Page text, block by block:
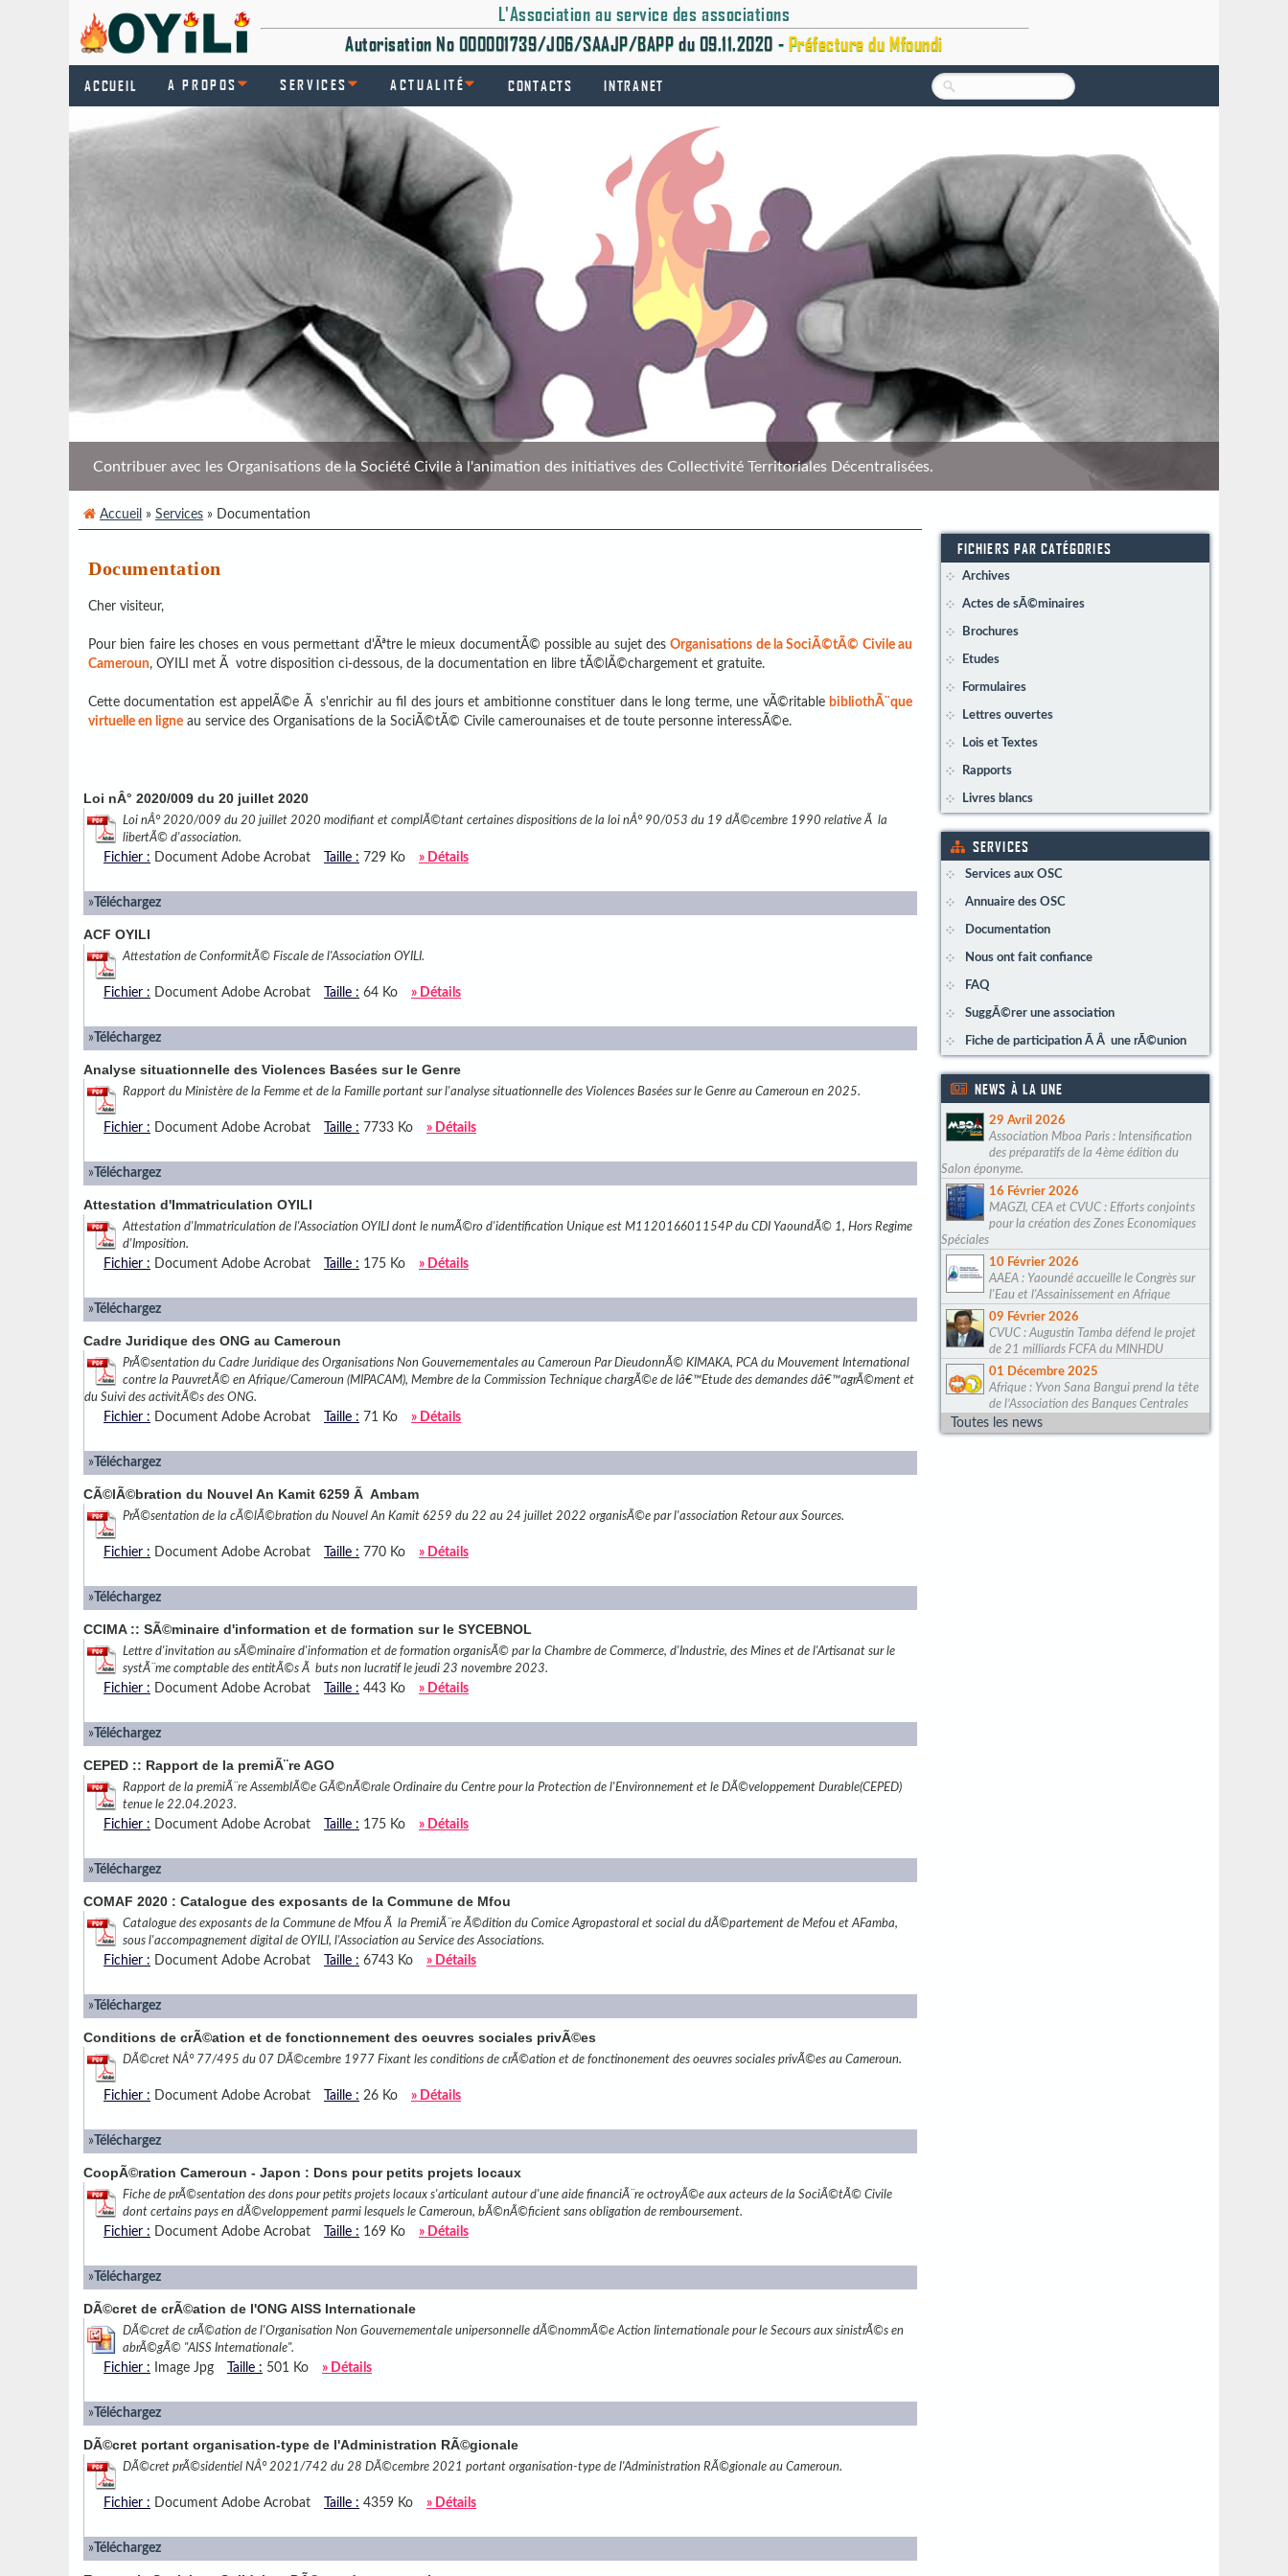
L'Association au service des associations
Autorisation No 000001739/J06/SAAJP/BAPP du 09.11.2020 - Préfecture du Mfoundi
ACCUEIL A PROPOS SERVICES ACTUALITÉ CONTACTS INTRANET
Contribuer avec les Organisations de la Société Civile à l'animation des initiatives des Collectivité Territoriales Décentralisées.
Accueil » Services » Documentation
Documentation
Cher visiteur,
Pour bien faire les choses en vous permettant d'Ãªtre le mieux documentÃ© possible au sujet desOrganisations de la SociÃ©tÃ© Civile au
Cameroun, OYILI met Ã votre disposition ci-dessous, de la documentation en libre tÃ©lÃ©chargement et gratuite.
Cette documentation est appelÃ©e Ã s'enrichir au fil des jours et ambitionne constituer dans le long terme, une vÃ©ritable bibliothÃ¨que
virtuelle en ligne au service des Organisations de la SociÃ©tÃ© Civile camerounaises et de toute personne interessÃ©e.
Loi nÂ° 2020/009 du 20 juillet 2020
Loi nÂ° 2020/009 du 20 juillet 2020 modifiant et complÃ©tant certaines dispositions de la loi nÂ° 90/053 du 19 dÃ©cembre 1990 relative Ã la
libertÃ© d'association.
Fichier : Document Adobe Acrobat Taille : 729 Ko » Détails
»Téléchargez
ACF OYILI
Attestation de ConformitÃ© Fiscale de l'Association OYILI.
Fichier : Document Adobe Acrobat Taille : 64 Ko » Détails
»Téléchargez
Analyse situationnelle des Violences Basées sur le Genre
Rapport du Ministère de la Femme et de la Famille portant sur l'analyse situationnelle des Violences Basées sur le Genre au Cameroun en 2025.
Fichier : Document Adobe Acrobat Taille : 7733 Ko » Détails
»Téléchargez
Attestation d'Immatriculation OYILI
Attestation d'Immatriculation de l'Association OYILI dont le numÃ©ro d'identification Unique est M112016601154P du CDI YaoundÃ© 1, Hors Regime
d'Imposition.
Fichier : Document Adobe Acrobat Taille : 175 Ko » Détails
»Téléchargez
Cadre Juridique des ONG au Cameroun
PrÃ©sentation du Cadre Juridique des Organisations Non Gouvernementales au Cameroun Par DieudonnÃ© KIMAKA, PCA du Mouvement International
contre la PauvretÃ© en Afrique/Cameroun (MIPACAM), Membre de la Commission Technique chargÃ©e de lâ€™Etude des demandes dâ€™agrÃ©ment et
du Suivi des activitÃ©s des ONG.
Fichier : Document Adobe Acrobat Taille : 71 Ko » Détails
»Téléchargez
CÃ©lÃ©bration du Nouvel An Kamit 6259 Ã Ambam
PrÃ©sentation de la cÃ©lÃ©bration du Nouvel An Kamit 6259 du 22 au 24 juillet 2022 organisÃ©e par l'association Retour aux Sources.
Fichier : Document Adobe Acrobat Taille : 770 Ko » Détails
»Téléchargez
CCIMA :: SÃ©minaire d'information et de formation sur le SYCEBNOL
Lettre d'invitation au sÃ©minaire d'information et de formation organisÃ© par la Chambre de Commerce, d'Industrie, des Mines et de l'Artisanat sur le
systÃ¨me comptable des entitÃ©s Ã buts non lucratif le jeudi 23 novembre 2023.
Fichier : Document Adobe Acrobat Taille : 443 Ko » Détails
»Téléchargez
CEPED :: Rapport de la premiÃ¨re AGO
Rapport de la premiÃ¨re AssemblÃ©e GÃ©nÃ©rale Ordinaire du Centre pour la Protection de l'Environnement et le DÃ©veloppement Durable(CEPED)
tenue le 22.04.2023.
Fichier : Document Adobe Acrobat Taille : 175 Ko » Détails
»Téléchargez
COMAF 2020 : Catalogue des exposants de la Commune de Mfou
Catalogue des exposants de la Commune de Mfou Ã la PremiÃ¨re Ã©dition du Comice Agropastoral et social du dÃ©partement de Mefou et AFamba,
sous l'accompagnement digital de OYILI, l'Association au Service des Associations.
Fichier : Document Adobe Acrobat Taille : 6743 Ko » Détails
»Téléchargez
Conditions de crÃ©ation et de fonctionnement des oeuvres sociales privÃ©es
DÃ©cret NÂ° 77/495 du 07 DÃ©cembre 1977 Fixant les conditions de crÃ©ation et de fonctinonement des oeuvres sociales privÃ©es au Cameroun.
Fichier : Document Adobe Acrobat Taille : 26 Ko » Détails
»Téléchargez
CoopÃ©ration Cameroun - Japon : Dons pour petits projets locaux
Fiche de prÃ©sentation des dons pour petits projets locaux s'articulant autour d'une aide financiÃ¨re octroyÃ©e aux acteurs de la SociÃ©tÃ© Civile
dont certains pays en dÃ©veloppement parmi lesquels le Cameroun, bÃ©nÃ©ficient sans obligation de remboursement.
Fichier : Document Adobe Acrobat Taille : 169 Ko » Détails
»Téléchargez
DÃ©cret de crÃ©ation de l'ONG AISS Internationale
DÃ©cret de crÃ©ation de l'Organisation Non Gouvernementale unipersonnelle dÃ©nommÃ©e Action Iinternationale pour le Secours aux sinistrÃ©s en
abrÃ©gÃ© "AISS Internationale".
Fichier : Image Jpg Taille : 501 Ko » Détails
»Téléchargez
DÃ©cret portant organisation-type de l'Administration RÃ©gionale
DÃ©cret prÃ©sidentiel NÂ° 2021/742 du 28 DÃ©cembre 2021 portant organisation-type de l'Administration RÃ©gionale au Cameroun.
Fichier : Document Adobe Acrobat Taille : 4359 Ko » Détails
»Téléchargez
FICHIERS PAR CATÉGORIES
Archives
Actes de sÃ©minaires
Brochures
Etudes
Formulaires
Lettres ouvertes
Lois et Textes
Rapports
Livres blancs
SERVICES
Services aux OSC
Annuaire des OSC
Documentation
Nous ont fait confiance
FAQ
SuggÃ©rer une association
Fiche de participation Ã Â une rÃ©union
NEWS À LA UNE
29 Avril 2026
Association Mboa Paris : Intensification
des préparatifs de la 4ème édition du
Salon éponyme.
16 Février 2026
MAGZI, CEA et CVUC : Efforts conjoints
pour la création des Zones Economiques
Spéciales
10 Février 2026
AAEA : Yaoundé accueille le Congrès sur
l'Eau et l'Assainissement en Afrique
09 Février 2026
CVUC : Augustin Tamba défend le projet
de 21 milliards FCFA du MINHDU
01 Décembre 2025
Afrique : Yvon Sana Bangui prend la tête
de l’Association des Banques Centrales
Toutes les news